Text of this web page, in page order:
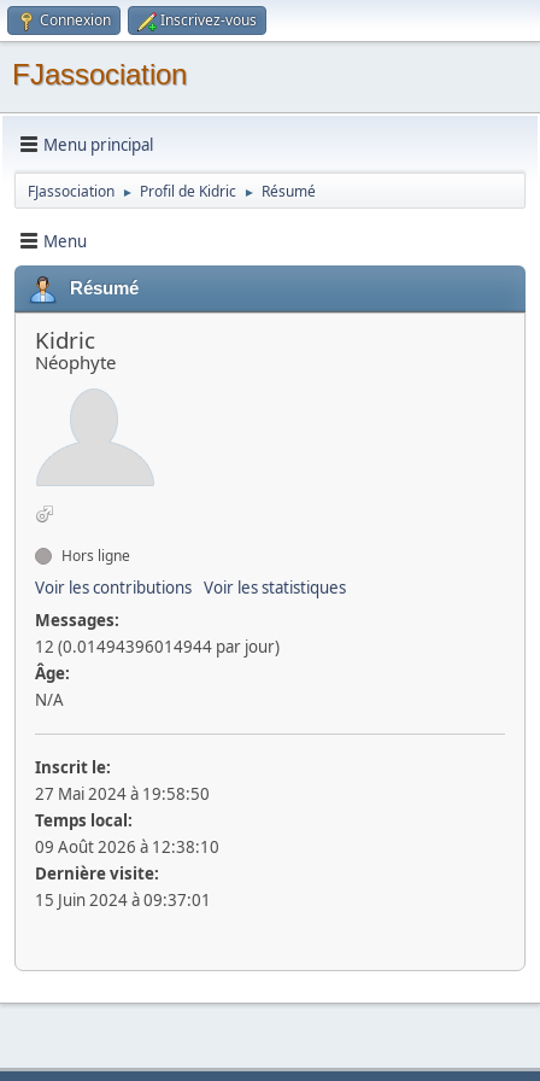
Connexion Inscrivez-vous
FJassociation
Menu principal
FJassociation ► Profil de Kidric ► Résumé
Menu
Résumé
Kidric
Néophyte
Hors ligne
Voir les contributions Voir les statistiques
Messages:
12 (0.01494396014944 par jour)
Âge:
N/A
Inscrit le:
27 Mai 2024 à 19:58:50
Temps local:
09 Août 2026 à 12:38:10
Dernière visite:
15 Juin 2024 à 09:37:01